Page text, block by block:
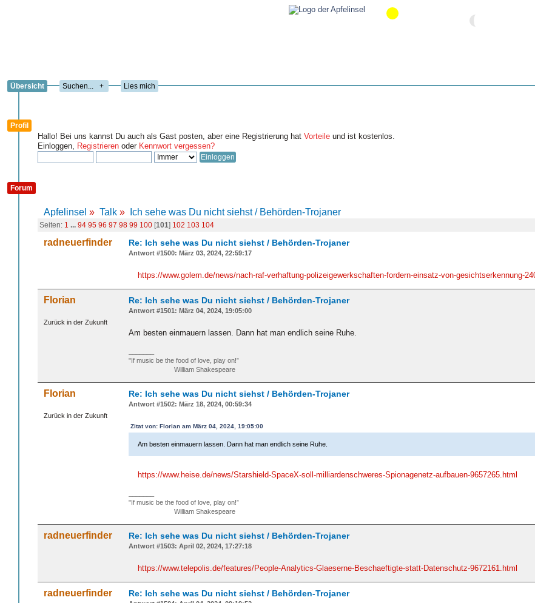
Übersicht + Lies mich
Profil
Hallo! Bei uns kannst Du auch als Gast posten, aber eine Registrierung hat Vorteile und ist kostenlos.
Einloggen, Registrieren oder Kennwort vergessen?
Forum
Apfelinsel » Talk » Ich sehe was Du nicht siehst / Behörden-Trojaner
Seiten: 1 ... 94 95 96 97 98 99 100 [101] 102 103 104
radneuerfinder Re: Ich sehe was Du nicht siehst / Behörden-Trojaner
Antwort #1500: März 03, 2024, 22:59:17
https://www.golem.de/news/nach-raf-verhaftung-polizeigewerkschaften-fordern-einsatz-von-gesichtserkennung-
Florian
Zurück in der Zukunft
Re: Ich sehe was Du nicht siehst / Behörden-Trojaner
Antwort #1501: März 04, 2024, 19:05:00
Am besten einmauern lassen. Dann hat man endlich seine Ruhe.
"If music be the food of love, play on!”
William Shakespeare
Florian
Zurück in der Zukunft
Re: Ich sehe was Du nicht siehst / Behörden-Trojaner
Antwort #1502: März 18, 2024, 00:59:34
Zitat von: Florian am März 04, 2024, 19:05:00
Am besten einmauern lassen. Dann hat man endlich seine Ruhe.
https://www.heise.de/news/Starshield-SpaceX-soll-milliardenschweres-Spionagenetz-aufbauen-9657265.html
"If music be the food of love, play on!”
William Shakespeare
radneuerfinder Re: Ich sehe was Du nicht siehst / Behörden-Trojaner
Antwort #1503: April 02, 2024, 17:27:18
https://www.telepolis.de/features/People-Analytics-Glaeserne-Beschaeftigte-statt-Datenschutz-9672161.html
radneuerfinder Re: Ich sehe was Du nicht siehst / Behörden-Trojaner